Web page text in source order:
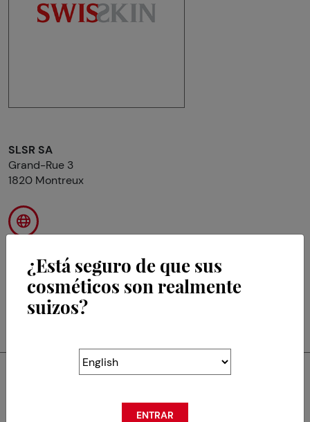
SLSR SA
Grand-Rue 3
1820 Montreux
RETOUR
Swisscos es miembro de
¿Está seguro de que sus
cosméticos son realmente
suizos?
ENTRAR